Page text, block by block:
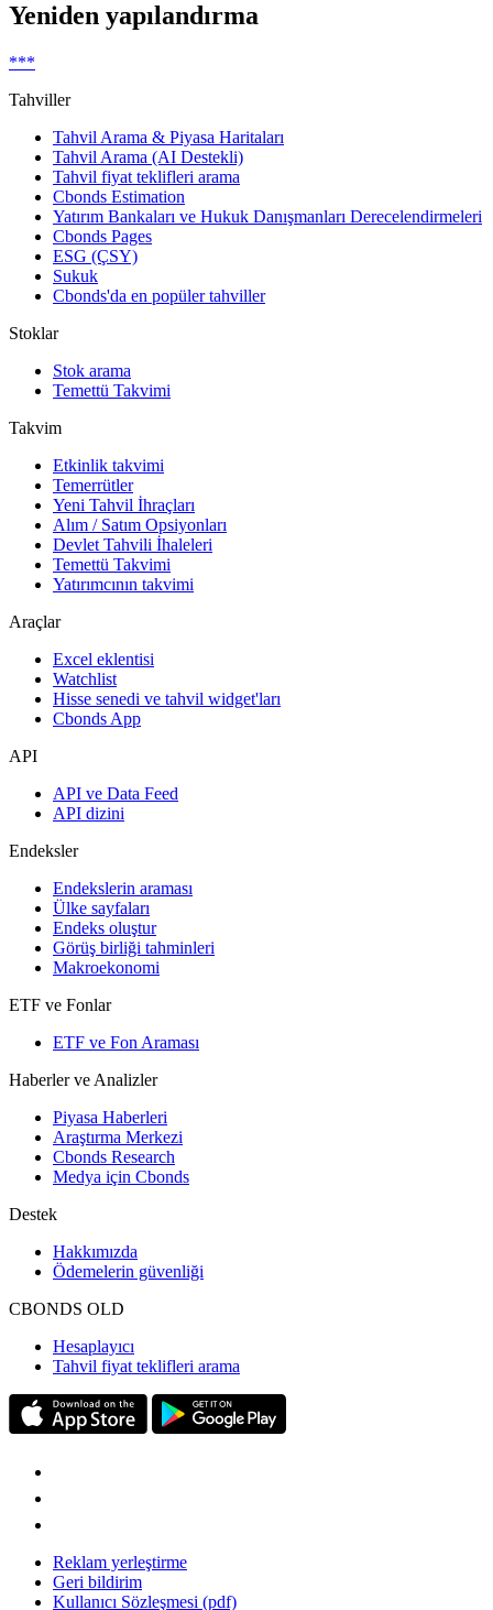
Yeniden yapılandırma
***
Tahviller
Tahvil Arama & Piyasa Haritaları
Tahvil Arama (AI Destekli)
Tahvil fiyat teklifleri arama
Cbonds Estimation
Yatırım Bankaları ve Hukuk Danışmanları Derecelendirmeleri
Cbonds Pages
ESG (ÇSY)
Sukuk
Cbonds'da en popüler tahviller
Stoklar
Stok arama
Temettü Takvimi
Takvim
Etkinlik takvimi
Temerrütler
Yeni Tahvil İhraçları
Alım / Satım Opsiyonları
Devlet Tahvili İhaleleri
Temettü Takvimi
Yatırımcının takvimi
Araçlar
Excel eklentisi
Watchlist
Hisse senedi ve tahvil widget'ları
Cbonds App
API
API ve Data Feed
API dizini
Endeksler
Endekslerin araması
Ülke sayfaları
Endeks oluştur
Görüş birliği tahminleri
Makroekonomi
ETF ve Fonlar
ETF ve Fon Araması
Haberler ve Analizler
Piyasa Haberleri
Araştırma Merkezi
Cbonds Research
Medya için Cbonds
Destek
Hakkımızda
Ödemelerin güvenliği
CBONDS OLD
Hesaplayıcı
Tahvil fiyat teklifleri arama
Reklam yerleştirme
Geri bildirim
Kullanıcı Sözleşmesi (pdf)